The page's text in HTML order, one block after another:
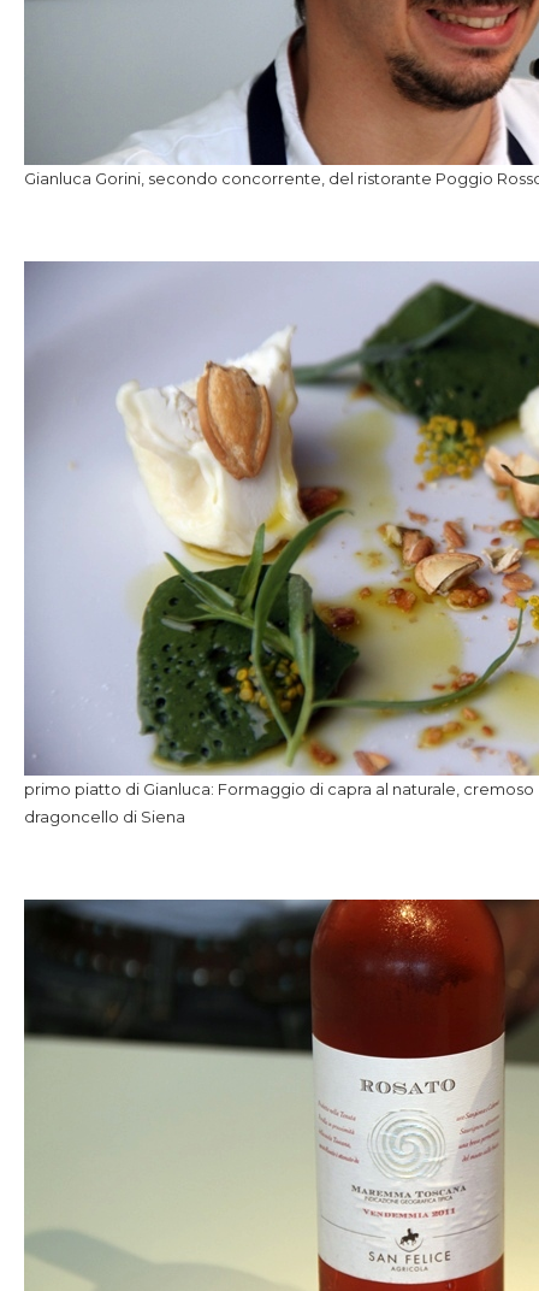
Gianluca Gorini, secondo concorrente, del ristorante Poggio
primo piatto di Gianluca: Formaggio di capra al naturale,
dragoncello di Siena